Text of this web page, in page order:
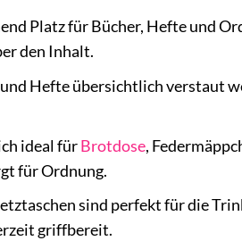
Platz für Bücher, Hefte und
den Inhalt.
Hefte übersichtlich verstaut
ideal fürBrotdose,
für Ordnung.
sind perfekt für die
griffbereit.